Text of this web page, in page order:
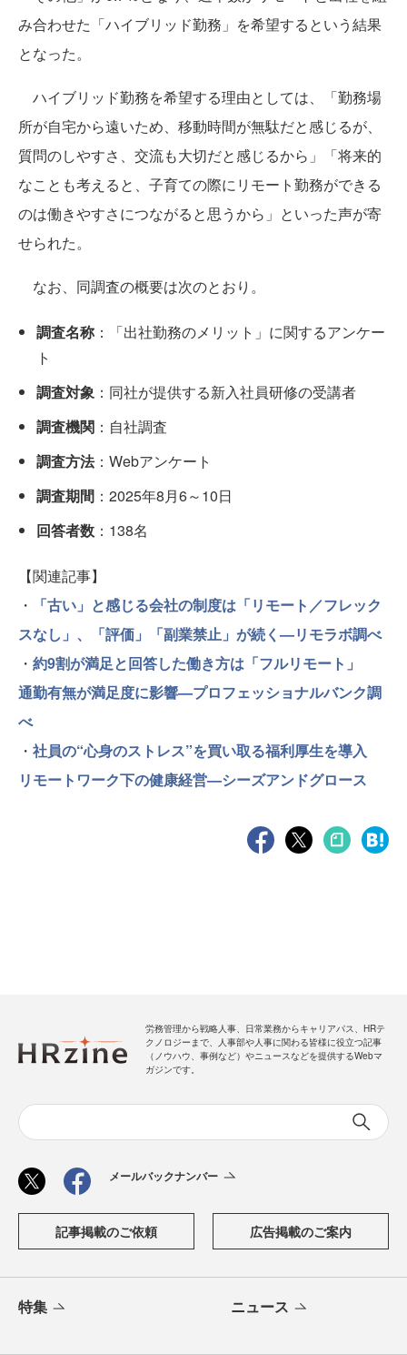
み合わせた「ハイブリッド勤務」を希望するという結果
となった。
ハイブリッド勤務を希望する理由としては、「勤務場
所が自宅から遠いため、移動時間が無駄だと感じるが、
質問のしやすさ、交流も大切だと感じるから」「将来的
なことも考えると、子育ての際にリモート勤務ができる
のは働きやすさにつながると思うから」といった声が寄
せられた。
なお、同調査の概要は次のとおり。
調査名称 ：「出社勤務のメリット」に関するアンケー
ト
調査対象 ：同社が提供する新入社員研修の受講者
調査機関 ：自社調査
調査方法：Webアンケート
調査期間 ：2025年8月6～10日
回答者数 ：138名
【関連記事】
・
「古い」と感じる会社の制度は「リモート／フレック
スなし」、「評価」「副業禁止」が続く—リモラボ調べ
・ 約9割が満足と回答した働き方は「フルリモート」
通勤有無が満足度に影響—プロフェッショナルバンク調
べ
・ 社員の“心身のストレス”を買い取る福利厚生を導入
リモートワーク下の健康経営—シーズアンドグロース
労務管理から戦略人事、日常業務からキャリアパス、HRテ
クノロジーまで、人事部や人事に関わる皆様に役立つ記事
（ノウハウ、事例など）やニュースなどを提供するWebマ
ガジンです。
メールバックナンバー
記事掲載のご依頼 広告掲載のご案内
特集 ニュース